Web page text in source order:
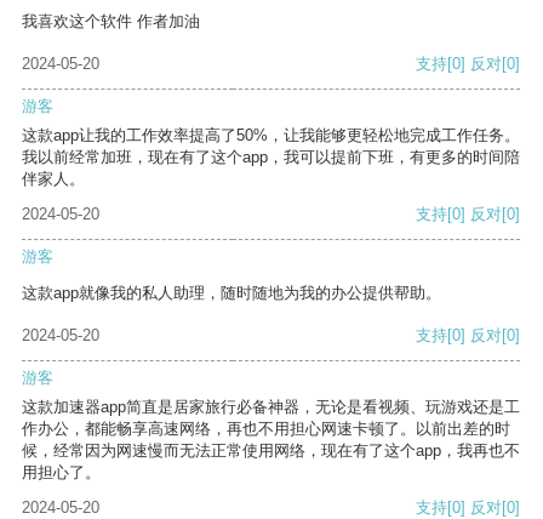
我喜欢这个软件 作者加油
2024-05-20 支持[0] 反对[0]
游客
这款app让我的工作效率提高了50%，让我能够更轻松地完成工作任务。
我以前经常加班，现在有了这个app，我可以提前下班，有更多的时间陪
伴家人。
2024-05-20
支持[0] 反对[0]
游客
这款app就像我的私人助理，随时随地为我的办公提供帮助。
2024-05-20 支持[0] 反对[0]
游客
这款加速器app简直是居家旅行必备神器，无论是看视频、玩游戏还是工
作办公，都能畅享高速网络，再也不用担心网速卡顿了。以前出差的时
候，经常因为网速慢而无法正常使用网络，现在有了这个app，我再也不
用担心了。
2024-05-20
支持[0] 反对[0]